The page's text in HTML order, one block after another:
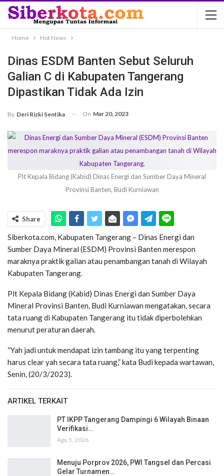
Home Hot News
Dinas ESDM Banten Sebut Seluruh
Galian C di Kabupaten Tangerang
Dipastikan Tidak Ada Izin
By Deri Rizki Sentika On Mar 20, 2023
Plt Kepala Bidang (Kabid) Dinas Energi dan Sumber Daya Mineral
Provinsi Banten, Budi Kurniawan
Share
Siberkota.com, Kabupaten Tangerang – Dinas Energi dan
Sumber Daya Mineral (ESDM) Provinsi Banten merespon
maraknya praktik galian atau penambangan tanah di Wilayah
Kabupaten Tangerang.
Plt Kepala Bidang (Kabid) Dinas Energi dan Sumber Daya
Mineral Provinsi Banten, Budi Kurniawan mengatakan, secara
tata ruang di Kabupaten Tangerang itu tidak diperbolehkan
menurut peraturan daerah.
“Yah jadi untuk mendapat izin tambang itu yang terpenting
harus clear yah secara tata ruang,” kata Budi kepada wartawan,
Senin, (20/3/2023).
ARTIKEL TERKAIT
PT IKPP Tangerang Dampingi 6 Wilayah Binaan
Verifikasi…
Agu 5, 2026
Menuju Porprov 2026, PWI Tangsel dan Percasi
Gelar Turnamen…